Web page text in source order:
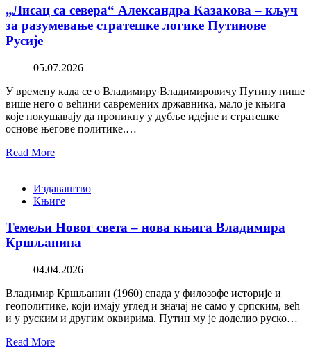
„Лисац са севера“ Александра Казакова – кључ
за разумевање стратешке логике Путинове
Русије
05.07.2026
У времену када се о Владимиру Владимировичу Путину пише
више него о већини савремених државника, мало је књига
које покушавају да проникну у дубље идејне и стратешке
основе његове политике.…
Read More
Издаваштво
Књиге
Темељи Новог света – нова књига Владимира
Кршљанина
04.04.2026
Владимир Кршљанин (1960) спада у филозофе историје и
геополитике, који имају углед и значај не само у српским, већ
и у руским и другим оквирима. Путин му је доделио руско…
Read More